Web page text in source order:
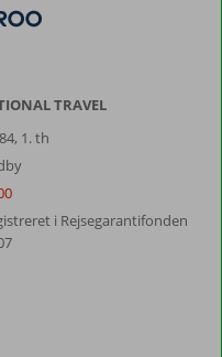
TRAVEL
1. th
i Rejsegarantifonden